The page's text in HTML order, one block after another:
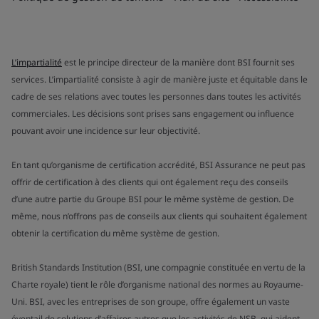
L’impartialité est le principe directeur de la manière dont BSI fournit ses
services. L’impartialité consiste à agir de manière juste et équitable dans le
cadre de ses relations avec toutes les personnes dans toutes les activités
commerciales. Les décisions sont prises sans engagement ou influence
pouvant avoir une incidence sur leur objectivité.
En tant qu’organisme de certification accrédité, BSI Assurance ne peut pas
offrir de certification à des clients qui ont également reçu des conseils
d’une autre partie du Groupe BSI pour le même système de gestion. De
même, nous n’offrons pas de conseils aux clients qui souhaitent également
obtenir la certification du même système de gestion.
British Standards Institution (BSI, une compagnie constituée en vertu de la
Charte royale) tient le rôle d’organisme national des normes au Royaume-
Uni. BSI, avec les entreprises de son groupe, offre également un vaste